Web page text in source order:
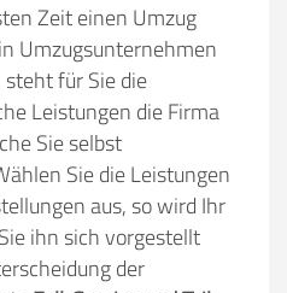
Zeit einen Umzug
Umzugsunternehmen
für Sie die
Leistungen die Firma
Sie selbst
Sie die Leistungen
aus, so wird Ihr
ihn sich vorgestellt
der